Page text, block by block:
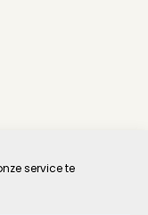
service te